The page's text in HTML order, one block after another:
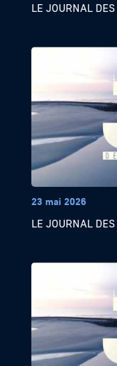
LE JOURNAL
23 mai 2026
LE JOURNAL